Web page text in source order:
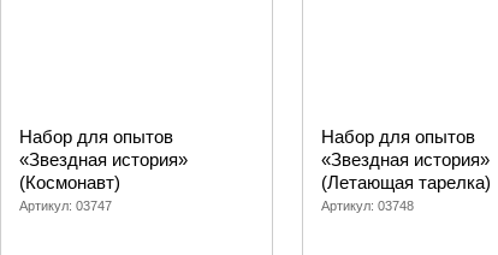
Набор для опытов
«Звездная история»
(Космонавт)
Артикул: 03747
Набор для опытов
«Звездная история»
(Летающая тарелка)
Артикул: 03748